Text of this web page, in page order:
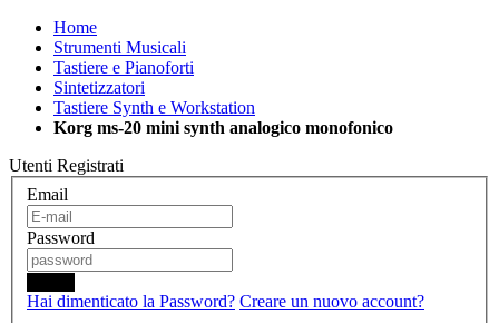
Home
Strumenti Musicali
Tastiere e Pianoforti
Sintetizzatori
Tastiere Synth e Workstation
Korg ms-20 mini synth analogico monofonico
Utenti Registrati
Email
Password
Hai dimenticato la Password? Creare un nuovo account?